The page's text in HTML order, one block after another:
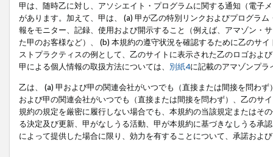
甲は、随時乙に対し、アソシエイト・プログラムに関する通知（電子
があります。加えて、甲は、 (a) 甲が乙の特別リンクおよびプログラ
報をモニター、記録、使用および開示すること（例えば、アマゾン・
た甲のお客様など）、 (b) 本規約の遵守状況を確認するために乙のサ
ストプラクティスの例として、乙のサイトに表示された乙のロゴおよ
甲による個人情報の取扱方法については、 別紙4に記載のアマゾンプ
乙は、 (a) 甲および甲の関連会社がいつでも（直接または間接を問わ
および甲の関連会社がいつでも（直接または間接を問わず）、乙のサ
規約の規定を厳密に履行しない場合でも、本規約の当該規定またはそ
る決定及び更新、甲がなしうる活動、甲が本規約に基づきなしうる承
によって提供した場合に限り、効力を有することについて、承諾およ